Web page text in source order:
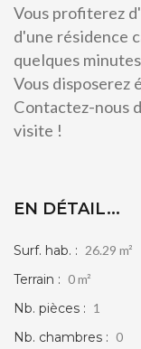
Vous profiterez
d'une résidence
quelques
Vous disposerez
Contactez-nous
visite !
EN DÉTAIL...
Surf. hab. : 26.29 m²
Terrain : 0 m²
Nb. pièces : 1
Nb. chambres : 0